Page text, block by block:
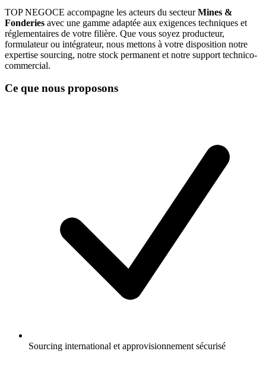
TOP NEGOCE accompagne les acteurs du secteurMines &
Fonderies avec une gamme adaptée aux exigences techniques et
réglementaires de votre filière. Que vous soyez producteur,
formulateur ou intégrateur, nous mettons à votre disposition notre
expertise sourcing, notre stock permanent et notre support technico-
commercial.
Ce que nous proposons
Sourcing international et approvisionnement sécurisé